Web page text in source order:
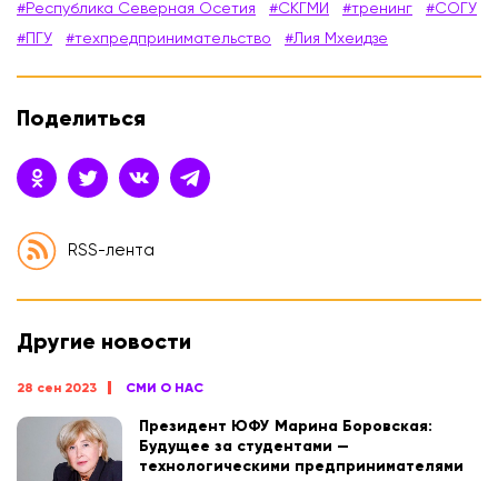
#Республика Северная Осетия #СКГМИ #тренинг
#СОГУ
#ПГУ
#техпредпринимательство #Лия Мхеидзе
Поделиться
RSS-лента
Другие новости
28 сен 2023 СМИ О НАС
Президент ЮФУ Марина Боровская:
Будущее за студентами —
технологическими предпринимателями